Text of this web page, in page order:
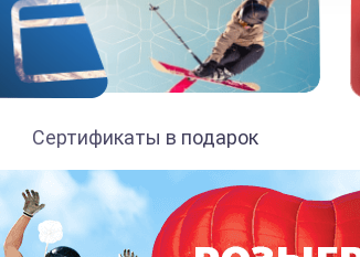
Сертификаты в подарок